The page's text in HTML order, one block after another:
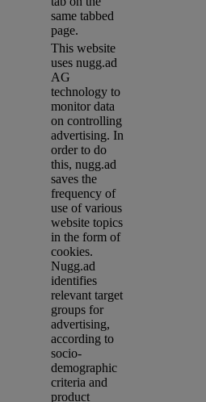
same tabbed
page.
This website
uses nugg.ad
AG
technology to
monitor data
on controlling
advertising. In
order to do
this, nugg.ad
saves the
frequency of
use of various
website topics
in the form of
cookies.
Nugg.ad
identifies
relevant target
groups for
advertising,
according to
socio-
demographic
criteria and
product